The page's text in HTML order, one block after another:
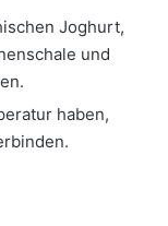
Joghurt,
und
haben,